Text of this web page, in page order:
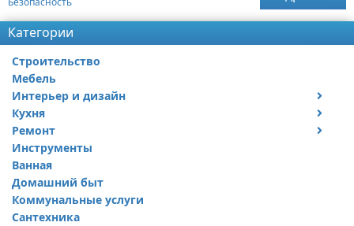
Категории
Строительство
Мебель
Интерьер и дизайн
Дизайн дачи
Дизайн квартиры
Кухня
Посуда
Ремонт
Ремонт дачи
Ремонт квартиры
Инструменты
Ванная
Домашний быт
Коммунальные услуги
Сантехника